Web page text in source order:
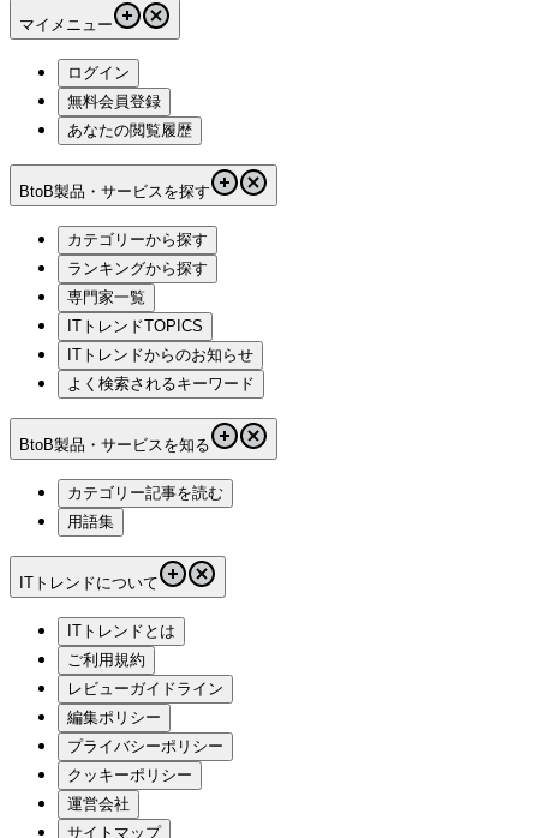
マイメニュー
ログイン
無料会員登録
あなたの閲覧履歴
BtoB製品・サービスを探す
カテゴリーから探す
ランキングから探す
専門家一覧
ITトレンドTOPICS
ITトレンドからのお知らせ
よく検索されるキーワード
BtoB製品・サービスを知る
カテゴリー記事を読む
用語集
ITトレンドについて
ITトレンドとは
ご利用規約
レビューガイドライン
編集ポリシー
プライバシーポリシー
クッキーポリシー
運営会社
サイトマップ